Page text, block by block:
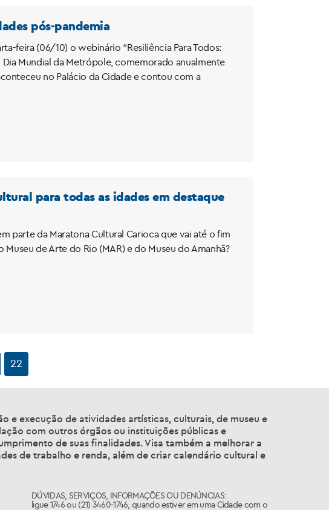
pós-pandemia
feira (06/10) o webinário “Resiliência Para Todos:
Mundial da Metrópole, comemorado anualmente
no Palácio da Cidade e contou com a
para todas as idades em destaque
parte da Maratona Cultural Carioca que vai até o fim
de Arte do Rio (MAR) e do Museu do Amanhã?
22
e execução de atividades artísticas, culturais, de museu e
com outros órgãos ou instituições públicas e
de suas finalidades. Visa também a melhorar a
de trabalho e renda, além de criar calendário cultural e
DÚVIDAS, SERVIÇOS, INFORMAÇÕES OU DENÚNCIAS:
ligue 1746 ou (21) 3460-1746, quando estiver em uma Cidade com o